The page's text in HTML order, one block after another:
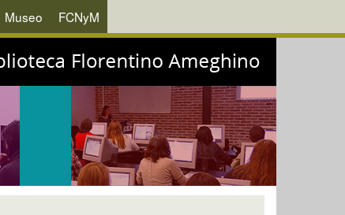
Museo FCNyM